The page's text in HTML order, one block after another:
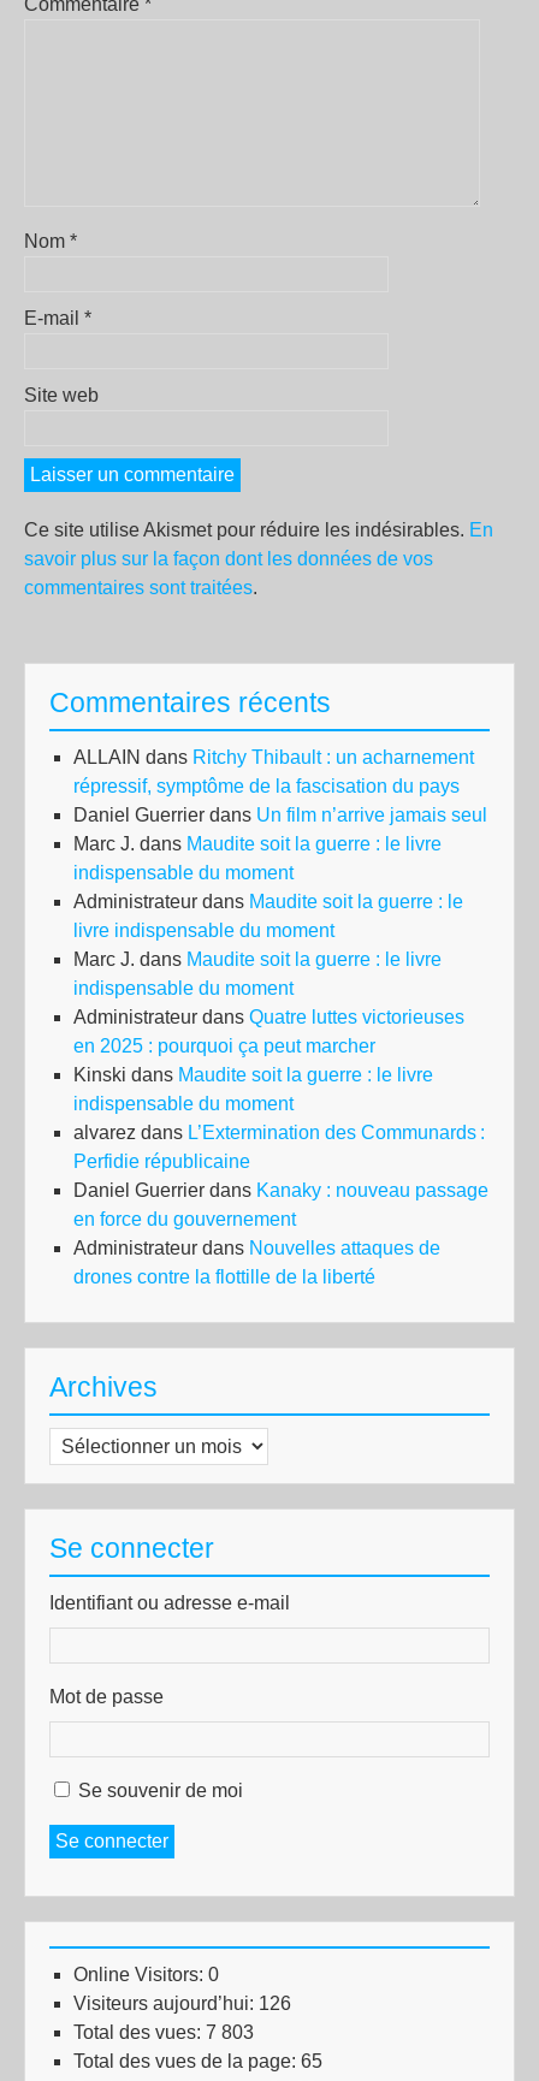
Commentaire *
Nom *
E-mail *
Site web
Ce site utilise Akismet pour réduire les indésirables. En
savoir plus sur la façon dont les données de vos
commentaires sont traitées.
Commentaires récents
ALLAIN dans Ritchy Thibault : un acharnement
répressif, symptôme de la fascisation du pays
Daniel Guerrier dans Un film n’arrive jamais seul
Marc J. dans Maudite soit la guerre : le livre
indispensable du moment
Administrateur dans Maudite soit la guerre : le
livre indispensable du moment
Marc J. dans Maudite soit la guerre : le livre
indispensable du moment
Administrateur dans Quatre luttes victorieuses
en 2025 : pourquoi ça peut marcher
Kinski dans Maudite soit la guerre : le livre
indispensable du moment
alvarez dans L’Extermination des Communards :
Perfidie républicaine
Daniel Guerrier dans Kanaky : nouveau passage
en force du gouvernement
Administrateur dans Nouvelles attaques de
drones contre la flottille de la liberté
Archives
Archives
Se connecter
Identifiant ou adresse e-mail
Mot de passe
Se souvenir de moi
Se connecter
Online Visitors: 0
Visiteurs aujourd’hui: 126
Total des vues: 7 803
Total des vues de la page: 65